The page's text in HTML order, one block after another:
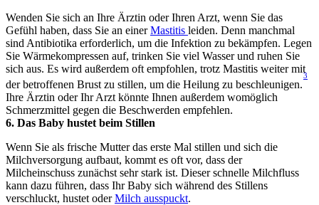
Wenden Sie sich an Ihre Ärztin oder Ihren Arzt, wenn Sie das
Gefühl haben, dass Sie an einer Mastitis leiden. Denn manchmal
sind Antibiotika erforderlich, um die Infektion zu bekämpfen. Legen
Sie Wärmekompressen auf, trinken Sie viel Wasser und ruhen Sie
sich aus. Es wird außerdem oft empfohlen, trotz Mastitis weiter mit
der betroffenen Brust zu stillen, um die Heilung zu beschleunigen.
3
Ihre Ärztin oder Ihr Arzt könnte Ihnen außerdem womöglich
Schmerzmittel gegen die Beschwerden empfehlen.
6. Das Baby hustet beim Stillen
Wenn Sie als frische Mutter das erste Mal stillen und sich die
Milchversorgung aufbaut, kommt es oft vor, dass der
Milcheinschuss zunächst sehr stark ist. Dieser schnelle Milchfluss
kann dazu führen, dass Ihr Baby sich während des Stillens
verschluckt, hustet oder Milch ausspuckt.